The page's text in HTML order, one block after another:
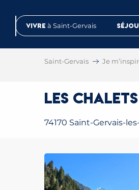
contenuVivre à Saint-Gervais
Saint-Gervais Je
Les
74170 Saint-Gervais-